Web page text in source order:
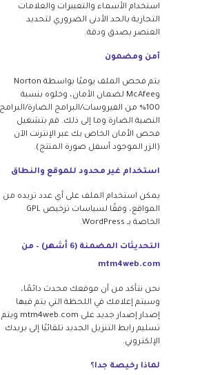
استخدام الأسماء والتعبيرات والعلامات
التجارية بالحد الأدنى الضروري لتحديد
العنصر بصدق ودقة.
آمن ومضمون
يتم فحص الملف يوميًا بواسطة Norton
وMcAfee لضمان الأمان، وخلوه بنسبة
100% من الفيروسات/البرامج الضارة/البرامج
النصية الضارة وما إلى ذلك. قم بتشغيل
فحص الأمان الخاص بك عبر الإنترنت الآن
(الزر الموجود أسفل صورة المنتج).
استخدام غير محدود للموقع والنطاق
يمكن استخدام الملف على أي عدد تريده من
المواقع، وفقًا لسياسات ترخيص GPL
الخاصة بـ WordPress.
التحديثات المضمنة (6 أشهر) – من
mtm4web.com
نحن نتأكد من أن موقعك محدث دائمًا،
وسيتم إعلامك في اللحظة التي يتم فيها
إصدار إصدار جديد على mtm4web.com ويتم
تسليم رابط التنزيل الجديد تلقائيًا إلى بريدك
الإلكتروني.
لماذا رخيصة جدا؟